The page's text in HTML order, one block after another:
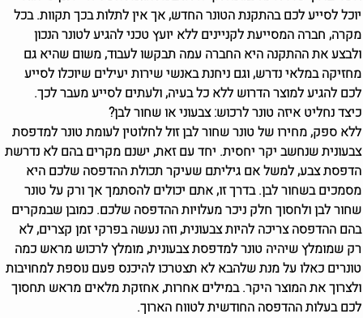
יוכל לסייע לכם בהתקנת הטונר החדש, אך אין לתלות בכך תקוות. בכל
מקרה, חברה המסייעת לקניינים ללא יועץ טכני להגיע לטונר הנכון
ולבצע את ההתקנה היא החברה עמה תבקשו לעבוד, משום שהיא גם
מחזיקה במלאי נדרש, וגם ניחנת באנשי שירות יעילים שיוכלו לסייע
לכם להגיע למוצר הדרוש ללא כל בעיה, ולעתים לסייע מעבר לכך.
כיצד נחליט איזה טונר לרכוש: צבעוני או שחור לבן?
ללא ספק, מחירו של טונר שחור לבן זול לחלוטין לעומת טונר למדפסת
צבעונית שנחשב יקר יחסית. יחד עם זאת, ישנם מקרים בהם לא נדרשת
הדפסת צבע, למשל אם גיליתם שעיקר תכולת ההדפסה שלכם היא
מסמכים בשחור לבן. בדרך זו, אתם יכולים להסתמך אך ורק על טונר
שחור לבן ולחסוך חלק ניכר מעלויות ההדפסה שלכם. כמובן שבמקרים
בהם ההדפסה צריכה להיות צבעונית, וזה נעשה בפרקי זמן קצרים, לא
רק שמומלץ שיהיה טונר למדפסת צבעונית, מומלץ לרכוש מראש כמה
טונרים כאלו על מנת שלהבא לא תצטרכו להיכנס פעם נוספת למחויבות
ולצרוך את המוצר היקר. במילים אחרות, אחזקת מלאים מראש תחסוך
לכם בעלות ההדפסה החודשית לטווח הארוך.